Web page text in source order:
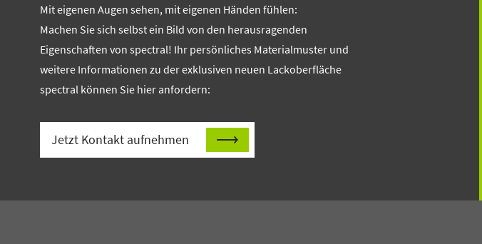
Mit eigenen Augen sehen, mit eigenen Händen fühlen:
Machen Sie sich selbst ein Bild von den herausragenden
Eigenschaften von spectral! Ihr persönliches Materialmuster und
weitere Informationen zu der exklusiven neuen Lackoberfläche
spectral können Sie hier anfordern:
Jetzt Kontakt aufnehmen